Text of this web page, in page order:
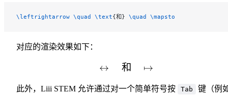
\leftrightarrow \quad \text{和} \quad \mapsto
对应的渲染效果如下：
\leftrightarrow \quad
↔ 和 ↦
此外，Liii STEM 允许通过对一个简单符号按 Tab
键（例